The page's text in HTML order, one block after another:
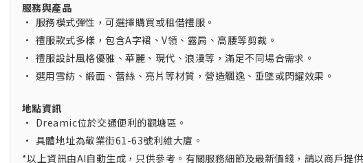
服務與產品
• 服務模式彈性，可選擇購買或租借禮服。
• 禮服款式多樣，包含A字裙、V領、露肩、高腰等剪裁。
• 禮服設計風格優雅、華麗、現代、浪漫等，滿足不同場合需求。
• 選用雪紡、緞面、蕾絲、亮片等材質，營造飄逸、垂墜或閃耀效果。
地點資訊
• Dreamic位於交通便利的觀塘區。
• 具體地址為敬業街61-63號利維大廈。
*以上資訊由AI自動生成，只供參考。有關服務細節及最新價錢，請以商戶提